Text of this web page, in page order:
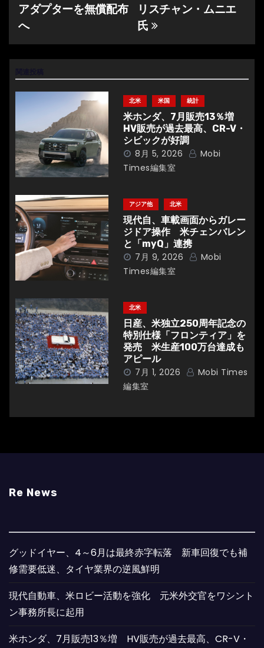
ナ
ビ
ゲ
ー
ョ
ン
リスチャン・ムニエ
氏
アダプターを無償配布
へ
北米 米国 統計
米ホンダ、7月販売13％増
HV販売が過去最高、CR-V・
シビックが好調
8月 5, 2026
Mobi
Times編集室
アジア他 北米
現代自、車載画面からガレー
ジドア操作 米チェンバレン
と「myQ」連携
7月 9, 2026
Mobi
Times編集室
北米
日産、米独立250周年記念の
特別仕様「フロンティア」を
発売 米生産100万台達成も
アピール
7月 1, 2026
Mobi Times
編集室
Re News
グッドイヤー、4～6月は最終赤字転落 新車回復でも補
修需要低迷、タイヤ業界の逆風鮮明
現代自動車、米ロビー活動を強化 元米外交官をワシント
ン事務所長に起用
米ホンダ、7月販売13％増 HV販売が過去最高、CR-V・